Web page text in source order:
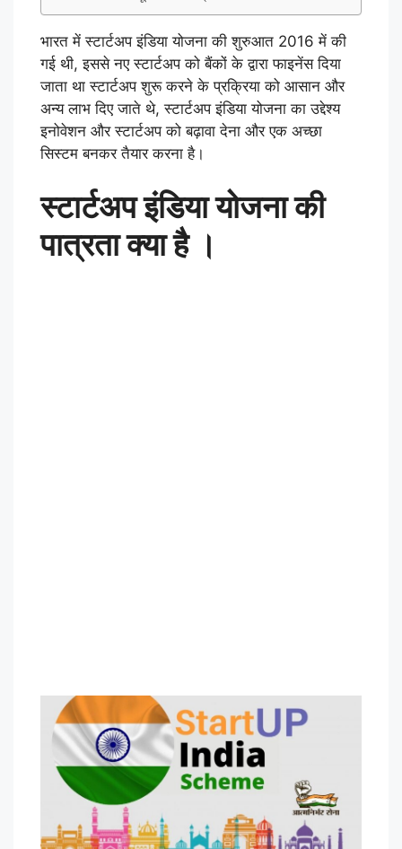
भारत में स्टार्टअप इंडिया योजना की शुरुआत 2016 में की
गई थी, इससे नए स्टार्टअप को बैंकों के द्वारा फाइनेंस दिया
जाता था स्टार्टअप शुरू करने के प्रक्रिया को आसान और
अन्य लाभ दिए जाते थे, स्टार्टअप इंडिया योजना का उद्देश्य
इनोवेशन और स्टार्टअप को बढ़ावा देना और एक अच्छा
सिस्टम बनकर तैयार करना है।
स्टार्टअप इंडिया योजना की
पात्रता क्या है ।